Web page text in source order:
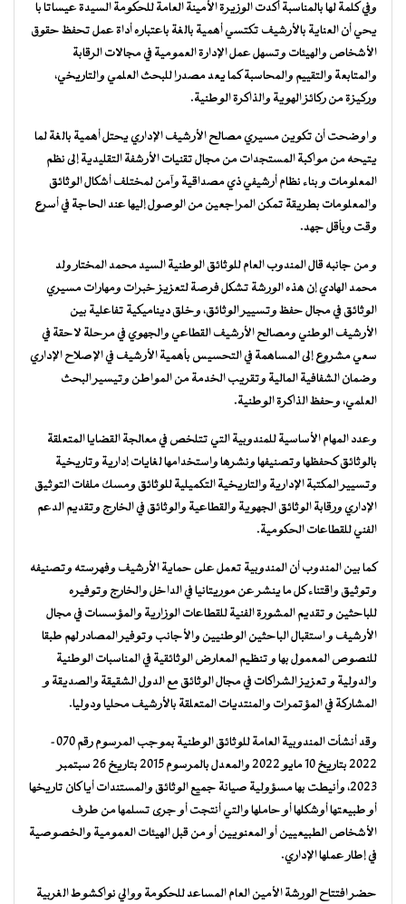
وفي كلمة لها بالمناسبة أكدت الوزيرة الأمينة العامة للحكومة السيدة عيساتا با
يحي أن العناية بالأرشيف تكتسي أهمية بالغة باعتباره أداة عمل تحفظ حقوق
الأشخاص والهيئات وتسهل عمل الإدارة العمومية في مجالات الرقابة
والمتابعة والتقييم والمحاسبة كما يعد مصدرا للبحث العلمي والتاريخي،
وركيزة من ركائز الهوية والذاكرة الوطنية.
و اوضحت أن تكوين مسيري مصالح الأرشيف الإداري يحتل أهمية بالغة لما
يتيحه من مواكبة المستجدات من مجال تقنيات الأرشفة التقليدية إلى نظم
المعلومات و بناء نظام أرشيفي ذي مصداقية وآمن لمختلف أشكال الوثائق
والمعلومات بطريقة تمكن المراجعين من الوصول إليها عند الحاجة في أسرع
وقت وبأقل جهد.
و من جانبه قال المندوب العام للوثائق الوطنية السيد محمد المختار ولد
محمد الهادي إن هذه الورشة تشكل فرصة لتعزيز خبرات ومهارات مسيري
الوثائق في مجال حفظ وتسيير الوثائق، وخلق ديناميكية تفاعلية بين
الأرشيف الوطني ومصالح الأرشيف القطاعي والجهوي في مرحلة لاحقة في
سعي مشروع إلى المساهمة في التحسيس بأهمية الأرشيف في الإصلاح الإداري
وضمان الشفافية المالية وتقريب الخدمة من المواطن وتيسير البحث
العلمي، وحفظ الذاكرة الوطنية.
وعدد المهام الأساسية للمندوبية التي تتلخص في معالجة القضايا المتعلقة
بالوثائق كحفظها وتصنيفها ونشرها واستخدامها لغايات إدارية وتاريخية
وتسيير المكتبة الإدارية والتاريخية التكميلية للوثائق ومسك ملفات التوثيق
الإداري ورقابة الوثائق الجهوية والقطاعية والوثائق في الخارج وتقديم الدعم
الفني للقطاعات الحكومية.
كما بين المندوب أن المندوبية تعمل على حماية الأرشيف وفهرسته وتصنيفه
وتوثيق واقتناء كل ما ينشر عن موريتانيا في الداخل والخارج وتوفيره
للباحثين و تقديم المشورة الفنية للقطاعات الوزارية والمؤسسات في مجال
الأرشيف و استقبال الباحثين الوطنيين والأجانب وتوفير المصادر لهم طبقا
للنصوص المعمول بها و تنظيم المعارض الوثائقية في المناسبات الوطنية
والدولية و تعزيز الشراكات في مجال الوثائق مع الدول الشقيقة والصديقة و
المشاركة في المؤتمرات والمنتديات المتعلقة بالأرشيف محليا ودوليا.
وقد أنشأت المندوبية العامة للوثائق الوطنية بموجب المرسوم رقم 070-
2022 بتاريخ 10 مايو 2022 والمعدل بالمرسوم 2015 بتاريخ 26 سبتمبر
2023، وأنيطت بها مسؤولية صيانة جميع الوثائق والمستندات أيا كان تاريخها
أو طبيعتها أوشكلها أو حاملها والتي أنتجت أو جرى تسلمها من طرف
الأشخاص الطبيعيين أو المعنويين أو من قبل الهيئات العمومية والخصوصية
في إطار عملها الإداري.
حضر افتتاح الورشة الأمين العام المساعد للحكومة ووالي نواكشوط الغربية